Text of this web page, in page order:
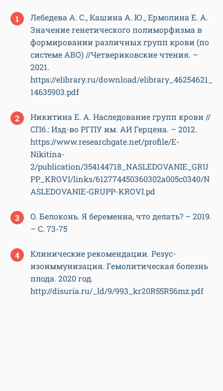
Лебедева А. С., Кашина А. Ю., Ермолина Е. А.
Значение генетического полиморфизма в
формировании различных групп крови (по
системе АВО) //Четвериковские чтения. –
2021.
https://elibrary.ru/download/elibrary_46254621_
14635903.pdf
Никитина Е. А. Наследование групп крови //
СПб.: Изд-во РГПУ им. АИ Герцена. – 2012.
https://www.researchgate.net/profile/E-
Nikitina-
2/publication/354144718_NASLEDOVANIE_GRU
PP_KROVI/links/612774450360302a005c0340/N
ASLEDOVANIE-GRUPP-KROVI.pd
О. Белоконь. Я беременна, что делать? – 2019.
– С. 73-75
Клинические рекомендации. Резус-
изоиммунизация. Гемолитическая болезнь
плода. 2020 год.
http://disuria.ru/_ld/9/993_kr20R55R56mz.pdf